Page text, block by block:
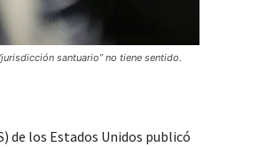
santuario” no tiene sentido.
de los Estados Unidos publicó